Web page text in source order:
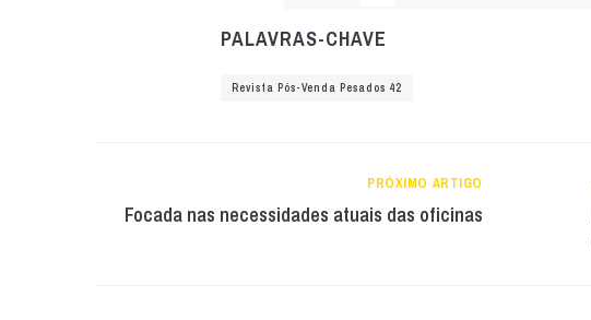
PALAVRAS-CHAVE
Revista Pós-Venda Pesados 42
PRÓXIMO ARTIGO
Focada nas necessidades atuais das oficinas